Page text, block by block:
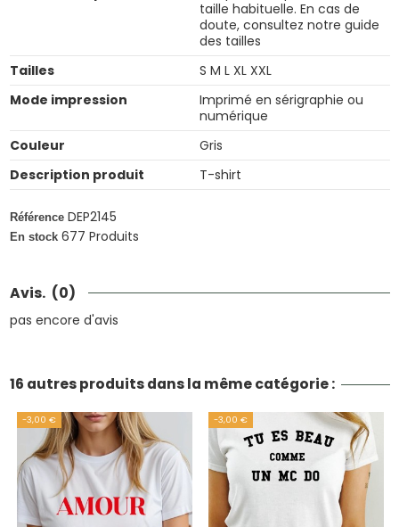
taille habituelle. En cas de
doute, consultez notre guide
des tailles
Tailles
S M L XL XXL
Mode impression
Imprimé en sérigraphie ou
numérique
Couleur
Gris
Description produit
T-shirt
Référence DEP2145
En stock 677 Produits
Avis. (0)
pas encore d'avis
16 autres produits dans la même catégorie :
-3,00 € -3,00 €